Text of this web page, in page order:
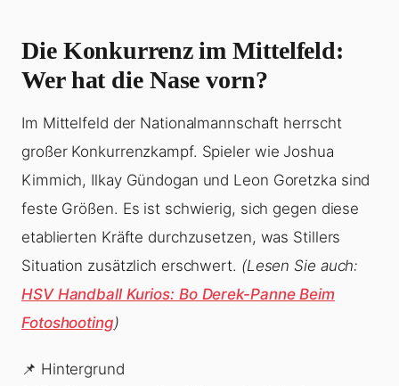
Die Konkurrenz im Mittelfeld:
Wer hat die Nase vorn?
Im Mittelfeld der Nationalmannschaft herrscht
großer Konkurrenzkampf. Spieler wie Joshua
Kimmich, Ilkay Gündogan und Leon Goretzka sind
feste Größen. Es ist schwierig, sich gegen diese
etablierten Kräfte durchzusetzen, was Stillers
Situation zusätzlich erschwert. (Lesen Sie auch:
HSV Handball Kurios: Bo Derek-Panne Beim
Fotoshooting)
📌 Hintergrund